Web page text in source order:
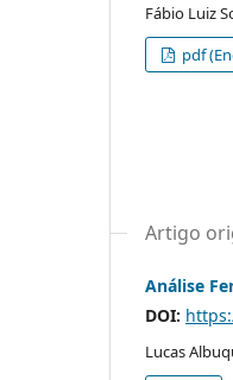
Fábio Luiz
pdf
Artigo
Análise
DOI:
Lucas